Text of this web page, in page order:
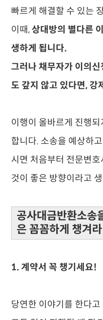
빠르게 해결할 수 있는
​이때,상대방의 별다른
생하게 됩니다.
그러나 채무자가 이의신
도 갚지 않고 있다면, 강
이행이 올바르게 진행
합니다. 소송을 예상하
시면 처음부터 전문변
것이 좋은 방향이라고
공사대금반환소송
은 꼼꼼하게 챙겨라
1. 계약서 꼭 챙기세요!
당연한 이야기를 한다